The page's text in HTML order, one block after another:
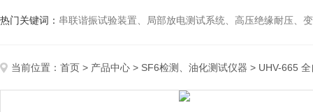
热门关键词： 串联谐振试验装置、局部放电测试系统、高压绝缘耐压、变
当前位置： 首页 > 产品中心 > SF6检测、油化测试仪器 > UHV-665